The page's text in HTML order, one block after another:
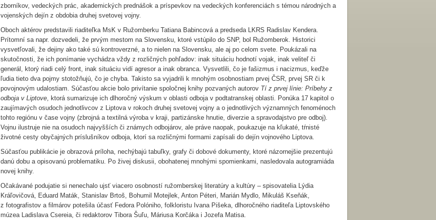
zborníkov, vedeckých prác, akademických prednášok a príspevkov na vedeckých konferenciách s témou národných a
vojenských dejín z obdobia druhej svetovej vojny.
Oboch aktérov predstavili riaditeľka MsK v Ružomberku Tatiana Babincová a predseda LKRS Radislav Kendera.
Prítomní sa napr. dozvedeli, že prvým mestom na Slovensku, ktoré vstúpilo do SNP, bol Ružomberok. Historici
vysvetľovali, že dejiny ako také sú kontroverzné, a to nielen na Slovensku, ale aj po celom svete. Poukázali na
skutočnosti, že ich ponímanie vychádza vždy z rozličných pohľadov: inak situáciu hodnotí vojak, inak veliteľ či
generál, ktorý riadi celý front, inak situáciu vidí agresor a inak obranca. Vysvetlili, čo je fašizmus i nacizmus, keďže
ľudia tieto dva pojmy stotožňujú, čo je chyba. Takisto sa vyjadrili k mnohým osobnostiam prvej ČSR, prvej SR či k
povojnovým udalostiam. Súčasťou akcie bolo privítanie spoločnej knihy pozvaných autorov Tí z prvej línie: Príbehy z
odboja v Liptove, ktorá sumarizuje ich dlhoročný výskum v oblasti odboja v podtatranskej oblasti. Ponúka 17 kapitol o
zaujímavých osudoch jednotlivcov z Liptova v rokoch druhej svetovej vojny a o jednotlivých významných fenoménoch
tohto regiónu v čase vojny (zbrojná a textilná výroba v kraji, partizánske hnutie, diverzie a spravodajstvo pre odboj).
Vojnu ilustruje nie na osudoch najvyšších či známych odbojárov, ale práve naopak, poukazuje na kľukaté, tŕnisté
životné cesty obyčajných príslušníkov odboja, ktorí sa rozličnými formami zapísali do dejín vojnového Liptova.
Súčasťou publikácie je obrazová príloha, nechýbajú tabuľky, grafy či dobové dokumenty, ktoré názornejšie prezentujú
danú dobu a opisovanú problematiku. Po živej diskusii, obohatenej mnohými spomienkami, nasledovala autogramiáda
novej knihy.
Očakávané podujatie si nenechalo ujsť viacero osobností ružomberskej literatúry a kultúry – spisovatelia Lýdia
Kráľovičová, Eduard Maták, Stanislav Brtoš, Bohumil Motejlek, Anton Péteri, Marián Mydlo, Mikuláš Kseňák,
z fotografistov a filmárov potešila účasť Fedora Polóniho, folkloristu Ivana Pišeka, dlhoročného riaditeľa Liptovského
múzea Ladislava Csereia, či redaktorov Tibora Šuľu, Máriusa Korčáka i Jozefa Matisa.